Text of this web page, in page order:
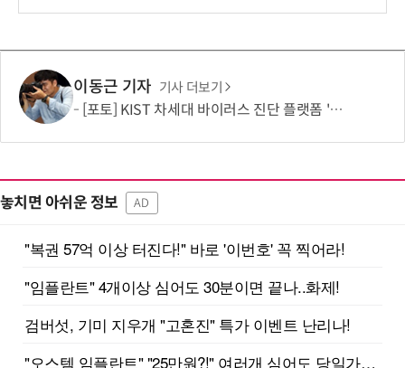
이동근 기자 기사 더보기
[포토] KIST 차세대 바이러스 진단 플랫폼 '퓨전 어세이' 개발
놓치면 아쉬운 정보 AD